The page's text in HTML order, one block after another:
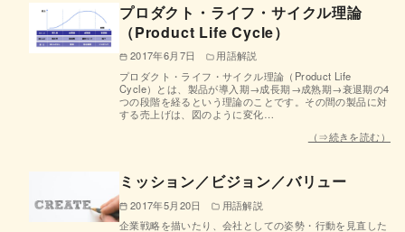
プロダクト・ライフ・サイクル理論
（Product Life Cycle）
2017年6月7日
用語解説
プロダクト・ライフ・サイクル理論（Product Life
Cycle）とは、製品が導入期→成長期→成熟期→衰退期の4
つの段階を経るという理論のことです。その間の製品に対
する売上げは、図のように変化…
（⇒続きを読む）
ミッション／ビジョン／バリュー
2017年5月20日
用語解説
企業戦略を描いたり、会社としての姿勢・行動を見直した